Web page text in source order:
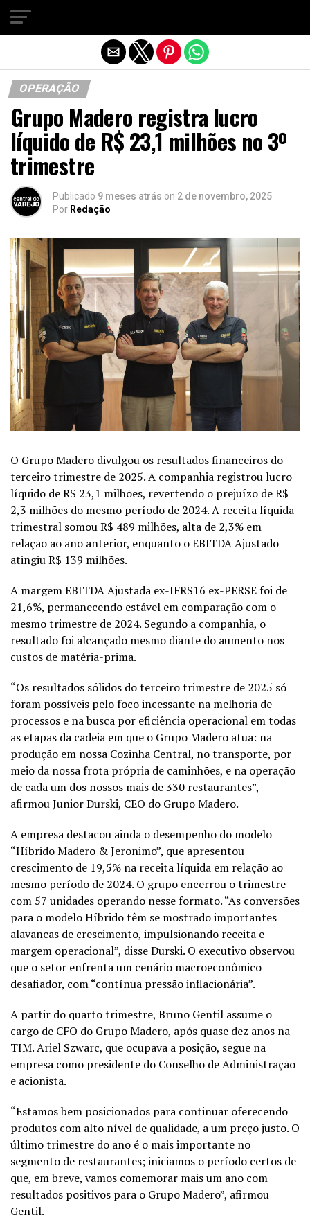
OPERAÇÃO
Grupo Madero registra lucro
líquido de R$ 23,1 milhões no 3º
trimestre
Publicado 9 meses atrás on 2 de novembro, 2025
Por Redação
O Grupo Madero divulgou os resultadosfinanceiros do
terceiro trimestre de 2025. A companhia registrou lucro
líquido de R$ 23,1 milhões, revertendo o prejuízo de R$
2,3 milhões do mesmo período de 2024. A receita líquida
trimestral somou R$ 489 milhões, alta de 2,3% em
relação ao ano anterior, enquanto o EBITDA Ajustado
atingiu R$ 139 milhões.
A margem EBITDA Ajustada ex-IFRS16 ex-PERSE foi de
21,6%, permanecendo estável em comparação com o
mesmo trimestre de 2024. Segundo a companhia, o
resultado foi alcançado mesmo diante do aumento nos
custos de matéria-prima.
“Os resultados sólidos do terceiro trimestre de 2025 só
foram possíveis pelo foco incessante na melhoria de
processos e na busca por eficiência operacional em todas
as etapas da cadeia em que o Grupo Madero atua: na
produção em nossa Cozinha Central, no transporte, por
meio da nossa frota própria de caminhões, e na operação
de cada um dos nossos mais de 330 restaurantes”,
afirmou Junior Durski, CEO do Grupo Madero.
A empresa destacou ainda o desempenho do modelo
“Híbrido Madero & Jeronimo”, que apresentou
crescimento de 19,5% na receita líquida em relação ao
mesmo período de 2024. O grupo encerrou o trimestre
com 57 unidades operando nesse formato. “As conversões
para o modelo Híbrido têm se mostrado importantes
alavancas de crescimento, impulsionando receita e
margem operacional”, disse Durski. O executivo observou
que o setor enfrenta um cenário macroeconômico
desafiador, com “contínua pressão inflacionária”.
A partir do quarto trimestre, Bruno Gentil assume o
cargo de CFO do Grupo Madero, após quase dez anos na
TIM. Ariel Szwarc, que ocupava a posição, segue na
empresa como presidente do Conselho de Administração
e acionista.
“Estamos bem posicionados para continuar oferecendo
produtos com alto nível de qualidade, a um preço justo. O
último trimestre do ano é o mais importante no
segmento de restaurantes; iniciamos o período certos de
que, em breve, vamos comemorar mais um ano com
resultados positivos para o Grupo Madero”, afirmou
Gentil.